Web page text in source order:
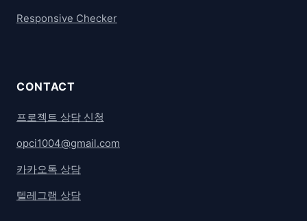
Responsive Checker
CONTACT
프로젝트 상담 신청
opci1004@gmail.com
카카오톡 상담
텔레그램 상담